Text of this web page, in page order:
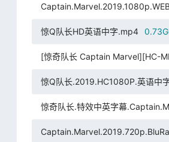
惊Q队长HD英语中字.mp4
[惊奇队长 Captain Marvel][HC-
惊Q队长.2019.HC1080P.英语中
惊奇队长.特效中英字幕